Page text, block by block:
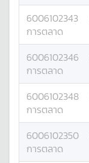
6006102343
การตลาด
6006102346
การตลาด
6006102348
การตลาด
6006102350
การตลาด